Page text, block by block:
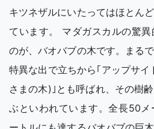
キツネザルにいたってはほとん
ています。 マダガスカルの驚
のが、バオバブの木です。まる
特異な出で立ちから｢アップサ
さまの木)｣とも呼ばれ、その樹
ぶといわれています。全長50メ